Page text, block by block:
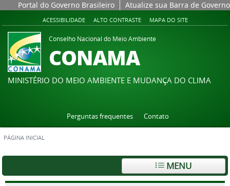
Portal do Governo Brasileiro Atualize sua Barra de Governo
ACESSIBILIDADE ALTO CONTRASTE MAPA DO SITE
Conselho Nacional do Meio Ambiente
CONAMA
MINISTÉRIO DO MEIO AMBIENTE E MUDANÇA DO CLIMA
Perguntas frequentes Contato
PÁGINA INICIAL
MENU